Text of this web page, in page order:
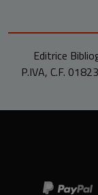
Editrice
P.IVA, C.F.